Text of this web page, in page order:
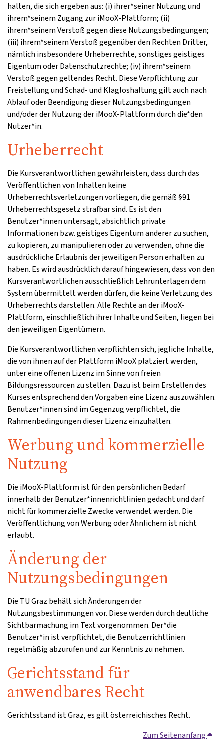
halten, die sich ergeben aus: (i) ihrer*seiner Nutzung und
ihrem*seinem Zugang zur iMooX-Plattform; (ii)
ihrem*seinem Verstoß gegen diese Nutzungsbedingungen;
(iii) ihrem*seinem Verstoß gegenüber den Rechten Dritter,
nämlich insbesondere Urheberrechte, sonstiges geistiges
Eigentum oder Datenschutzrechte; (iv) ihrem*seinem
Verstoß gegen geltendes Recht. Diese Verpflichtung zur
Freistellung und Schad- und Klagloshaltung gilt auch nach
Ablauf oder Beendigung dieser Nutzungsbedingungen
und/oder der Nutzung der iMooX-Plattform durch die*den
Nutzer*in.
Urheberrecht
Die Kursverantwortlichen gewährleisten, dass durch das
Veröffentlichen von Inhalten keine
Urheberrechtsverletzungen vorliegen, die gemäß §91
Urheberrechtsgesetz strafbar sind. Es ist den
Benutzer*innen untersagt, absichtlich private
Informationen bzw. geistiges Eigentum anderer zu suchen,
zu kopieren, zu manipulieren oder zu verwenden, ohne die
ausdrückliche Erlaubnis der jeweiligen Person erhalten zu
haben. Es wird ausdrücklich darauf hingewiesen, dass von den
Kursverantwortlichen ausschließlich Lehrunterlagen dem
System übermittelt werden dürfen, die keine Verletzung des
Urheberrechts darstellen. Alle Rechte an der iMooX-
Plattform, einschließlich ihrer Inhalte und Seiten, liegen bei
den jeweiligen Eigentümern.
Die Kursverantwortlichen verpflichten sich, jegliche Inhalte,
die von ihnen auf der Plattform iMooX platziert werden,
unter eine offenen Lizenz im Sinne von freien
Bildungsressourcen zu stellen. Dazu ist beim Erstellen des
Kurses entsprechend den Vorgaben eine Lizenz auszuwählen.
Benutzer*innen sind im Gegenzug verpflichtet, die
Rahmenbedingungen dieser Lizenz einzuhalten.
Werbung und kommerzielle
Nutzung
Die iMooX-Plattform ist für den persönlichen Bedarf
innerhalb der Benutzer*innenrichtlinien gedacht und darf
nicht für kommerzielle Zwecke verwendet werden. Die
Veröffentlichung von Werbung oder Ähnlichem ist nicht
erlaubt.
Änderung der
Nutzungsbedingungen
Die TU Graz behält sich Änderungen der
Nutzungsbestimmungen vor. Diese werden durch deutliche
Sichtbarmachung im Text vorgenommen. Der*die
Benutzer*in ist verpflichtet, die Benutzerrichtlinien
regelmäßig abzurufen und zur Kenntnis zu nehmen.
Gerichtsstand für
anwendbares Recht
Gerichtsstand ist Graz, es gilt österreichisches Recht.
Zum Seitenanfang